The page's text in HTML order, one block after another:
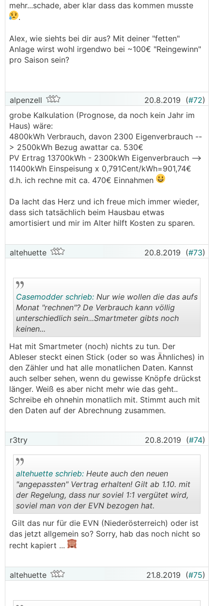
mehr...schade, aber klar dass das kommen musste
.
Alex, wie siehts bei dir aus? Mit deiner "fetten"
Anlage wirst wohl irgendwo bei ~100€ "Reingewinn"
pro Saison sein?
alpenzell 20.8.2019 (#72)
grobe Kalkulation (Prognose, da noch kein Jahr im
Haus) wäre:
4800kWh Verbrauch, davon 2300 Eigenverbrauch --
> 2500kWh Bezug awattar ca. 530€
PV Ertrag 13700kWh - 2300kWh Eigenverbrauch -->
11400kWh Einspeisung x 0,791Cent/kWh=901,74€
d.h. ich rechne mit ca. 470€ Einnahmen
Da lacht das Herz und ich freue mich immer wieder,
dass sich tatsächlich beim Hausbau etwas
amortisiert und mir im Alter hilft Kosten zu sparen.
altehuette 20.8.2019 (#73)
..
Casemodder schrieb: Nur wie wollen die das aufs
Monat "rechnen"? De Verbrauch kann völlig
unterschiedlich sein...Smartmeter gibts noch
keinen...
Hat mit Smartmeter (noch) nichts zu tun. Der
Ableser steckt einen Stick (oder so was Ähnliches) in
den Zähler und hat alle monatlichen Daten. Kannst
auch selber sehen, wenn du gewisse Knöpfe drückst
länger. Weiß es aber nicht mehr wie das geht..
Schreibe eh ohnehin monatlich mit. Stimmt auch mit
den Daten auf der Abrechnung zusammen.
r3try 20.8.2019 (#74)
..
altehuette schrieb: Heute auch den neuen
"angepassten" Vertrag erhalten! Gilt ab 1.10. mit
der Regelung, dass nur soviel 1:1 vergütet wird,
soviel man von der EVN bezogen hat.
Gilt das nur für die EVN (Niederösterreich) oder ist
das jetzt allgemein so? Sorry, hab das noch nicht so
recht kapiert ...
altehuette 21.8.2019 (#75)